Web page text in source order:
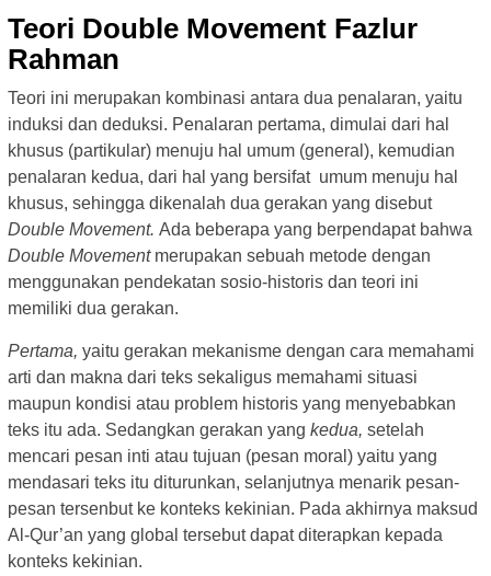
Teori Double Movement Fazlur
Rahman
Teori ini merupakan kombinasi antara dua penalaran, yaitu
induksi dan deduksi. Penalaran pertama, dimulai dari hal
khusus (partikular) menuju hal umum (general), kemudian
penalaran kedua, dari hal yang bersifat umum menuju hal
khusus, sehingga dikenalah dua gerakan yang disebut
Double Movement. Ada beberapa yang berpendapat bahwa
Double Movement merupakan sebuah metode dengan
menggunakan pendekatan sosio-historis dan teori ini
memiliki dua gerakan.
Pertama, yaitu gerakan mekanisme dengan cara memahami
arti dan makna dari teks sekaligus memahami situasi
maupun kondisi atau problem historis yang menyebabkan
teks itu ada. Sedangkan gerakan yang kedua, setelah
mencari pesan inti atau tujuan (pesan moral) yaitu yang
mendasari teks itu diturunkan, selanjutnya menarik pesan-
pesan tersenbut ke konteks kekinian. Pada akhirnya maksud
Al-Qur’an yang global tersebut dapat diterapkan kepada
konteks kekinian.